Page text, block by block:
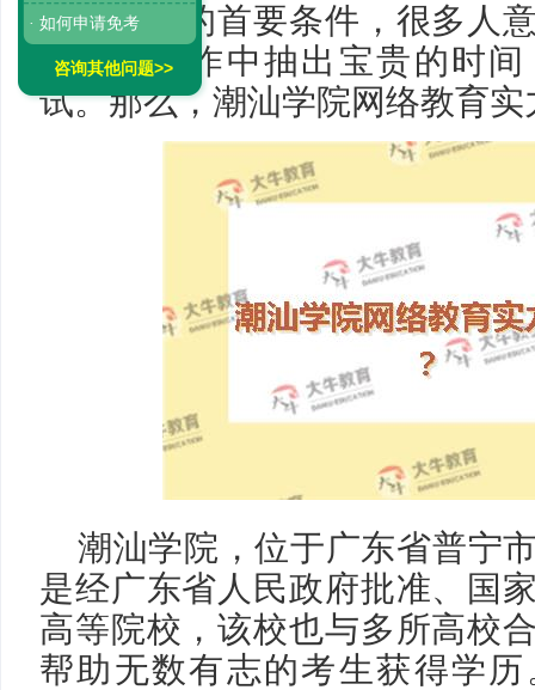
升职加薪的首要条件，很多人
忙碌的工作中抽出宝贵的时
试。那么，潮汕学院网络教育实
潮汕学院，位于广东省普宁
是经广东省人民政府批准、国
高等院校，该校也与多所高校
帮助无数有志的考生获得学
· 如何申请免考
咨询其他问题>>